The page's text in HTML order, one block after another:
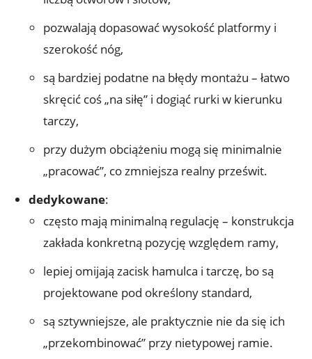
pozwalają dopasować wysokość platformy i
szerokość nóg,
są bardziej podatne na błędy montażu – łatwo
skręcić coś „na siłę” i dogiąć rurki w kierunku
tarczy,
przy dużym obciążeniu mogą się minimalnie
„pracować”, co zmniejsza realny prześwit.
dedykowane:
często mają minimalną regulację – konstrukcja
zakłada konkretną pozycję względem ramy,
lepiej omijają zacisk hamulca i tarczę, bo są
projektowane pod określony standard,
są sztywniejsze, ale praktycznie nie da się ich
„przekombinować” przy nietypowej ramie.